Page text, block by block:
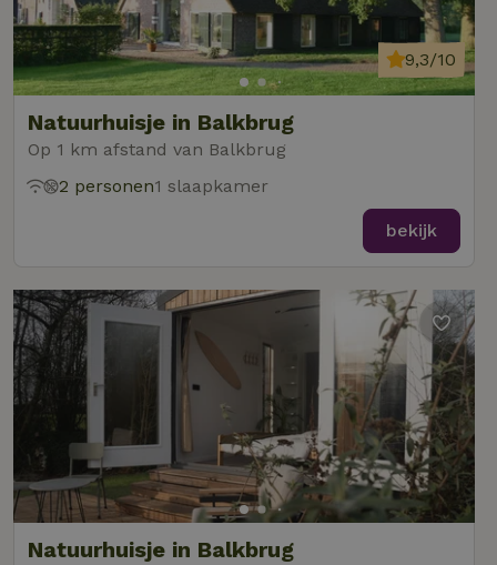
Natuurhuisje in Balkbrug
Op 1 km afstand van Balkbrug
9,3/10
2 personen1 slaapkamer
bekijk
Natuurhuisje in Balkbrug